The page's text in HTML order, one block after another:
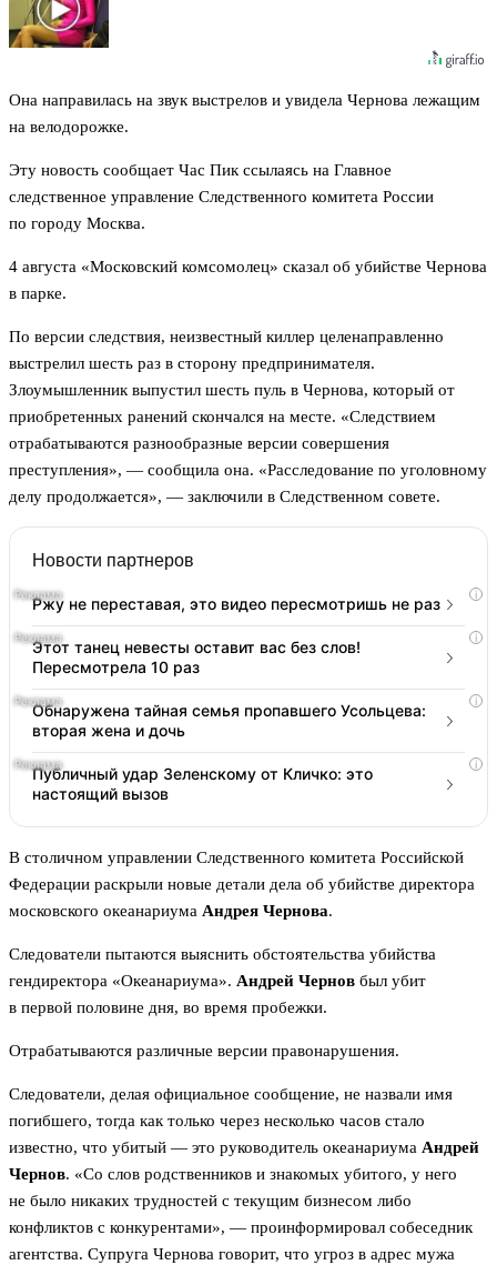
Она направилась на звук выстрелов и увидела Чернова лежащим
на велодорожке.
Эту новость сообщает Час Пик ссылаясь на Главное
следственное управление Следственного комитета России
по городу Москва.
4 августа «Московский комсомолец» сказал об убийстве Чернова
в парке.
По версии следствия, неизвестный киллер целенаправленно
выстрелил шесть раз в сторону предпринимателя.
Злоумышленник выпустил шесть пуль в Чернова, который от
приобретенных ранений скончался на месте. «Следствием
отрабатываются разнообразные версии совершения
преступления», — сообщила она. «Расследование по уголовному
делу продолжается», — заключили в Следственном совете.
Новости партнеров
i
Ржу не переставая, это видео пересмотришь не раз
i
Этот танец невесты оставит вас без слов!
Пересмотрела 10 раз
i
Обнаружена тайная семья пропавшего Усольцева:
вторая жена и дочь
i
Публичный удар Зеленскому от Кличко: это
настоящий вызов
В столичном управлении Следственного комитета Российской
Федерации раскрыли новые детали дела об убийстве директора
московского океанариума Андрея Чернова.
Следователи пытаются выяснить обстоятельства убийства
гендиректора «Океанариума». Андрей Чернов был убит
в первой половине дня, во время пробежки.
Отрабатываются различные версии правонарушения.
Следователи, делая официальное сообщение, не назвали имя
погибшего, тогда как только через несколько часов стало
известно, что убитый — это руководитель океанариума Андрей
Чернов. «Со слов родственников и знакомых убитого, у него
не было никаких трудностей с текущим бизнесом либо
конфликтов с конкурентами», — проинформировал собеседник
агентства. Супруга Чернова говорит, что угроз в адрес мужа